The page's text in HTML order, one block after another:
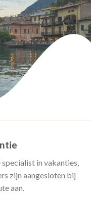
in vakanties,
zijn aangesloten bij
aan.